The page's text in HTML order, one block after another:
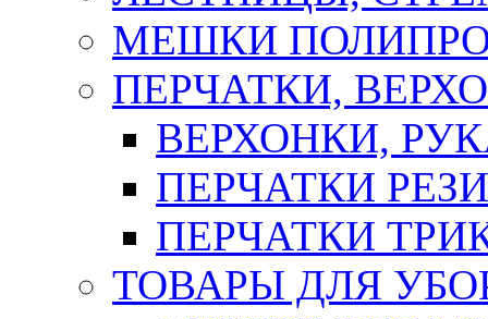
МЕШКИ
ПЕРЧАТКИ,
ВЕРХОНКИ,
ПЕРЧАТКИ
ПЕРЧАТКИ
ТОВАРЫ ДЛЯ